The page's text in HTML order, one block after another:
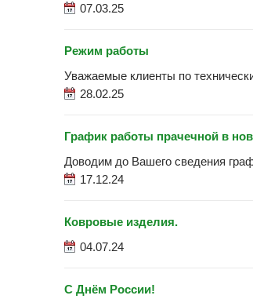
07.03.25
Режим работы
Уважаемые клиенты по
28.02.25
График работы прачечной в
Доводим до Вашего сведения
17.12.24
Ковровые изделия.
04.07.24
С Днём России!